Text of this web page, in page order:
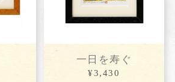
一日を寿ぐ
¥3,430